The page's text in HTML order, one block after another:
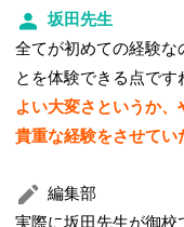
坂田先生
全てが初めての経験な
とを体験できる点です
よい大変さというか
貴重な経験をさせてい
編集部
実際に坂田先生が御校